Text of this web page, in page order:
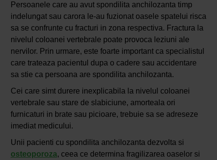
Persoanele care au avut spondilita anchilozanta timp
indelungat sau carora le-au fuzionat oasele spatelui risca
sa se confrunte cu fracturi in zona respectiva. Fractura la
nivelul coloanei vertebrale poate provoca leziuni ale
nervilor. Prin urmare, este foarte important ca specialistul
care trateaza pacientul dupa o cadere sau accidentare
sa stie ca persoana are spondilita anchilozanta.
Cei care simt durere inexplicabila la nivelul coloanei
vertebrale sau stare de slabiciune, amorteala ori
furnicaturi in brate sau picioare, trebuie sa se adreseze
imediat medicului.
Unii pacienti cu spondilita anchilozanta dezvolta si
osteoporoza, ceea ce determina fragilizarea oaselor si